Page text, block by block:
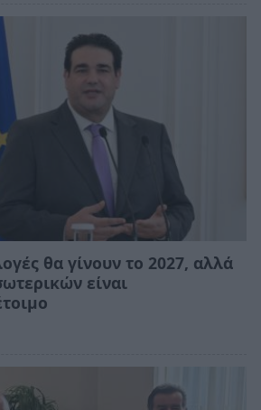
θα γίνουν το 2027, αλλά
είναι